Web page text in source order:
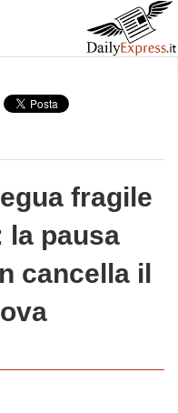
fragile
la pausa
cancella il